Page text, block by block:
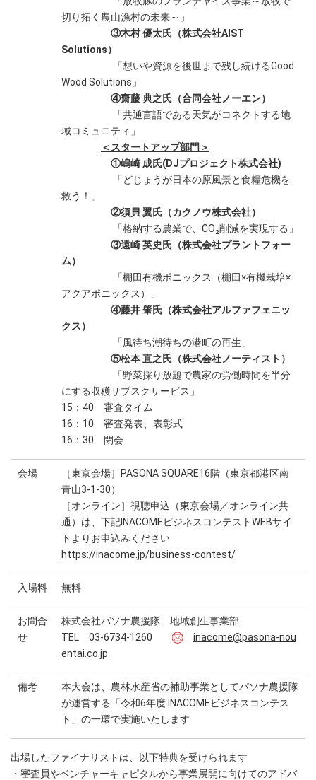
切り拓く農山漁村の未来～」
③木村 優太氏（株式会社AIST
Solutions）
「想いや資源を後世まで残し続けるGood
Wood Solutions」
④齋藤 典之氏（合同会社ノーエン）
「共通言語である天気がコネクトする地
域コミュニティ」
＜スタートアップ部門＞
①嶋崎 成氏(DJプロジェクト株式会社)
「どじょうが日本の原風景と食糧危機を
救う！」
②須貝 翼氏（カクノウ株式会社）
「格納する農業で、CO₂削減を実現する」
③遠崎 英史氏（株式会社プラントフォー
ム）
「棚田有機ポニックス（棚田×有機栽培×
アクアポニックス）」
④藤井 肇氏（株式会社アルファフェニッ
クス）
「風待ち潮待ちの港町の再生」
⑤松本 直之氏（株式会社ノーティスト）
「野菜採り放題で農家の労働時間を半分
にする収穫サブスクサービス」
15：40 審査タイム
16：10 審査発表、表彰式
16：30 閉会
会場
［東京会場］PASONA SQUARE16階（東京都港区南
青山3-1-30）
［オンライン］視聴申込（東京会場／オンライン共
通）は、下記INACOMEビジネスコンテストWEBサイ
トよりお申込みください
https://inacome.jp/business-contest/
入場料 無料
お問合
せ
株式会社パソナ農援隊 地域創生事業部
TEL 03-6734-1260
inacome@pasona-nou
entai.co.jp
備考
本大会は、農林水産省の補助事業としてパソナ農援隊
が運営する「令和6年度 INACOMEビジネスコンテス
ト」の一環で実施いたします
出場したファイナリストは、以下特典を受けられます
・審査員やベンチャーキャピタルから事業展開に向けてのアドバ